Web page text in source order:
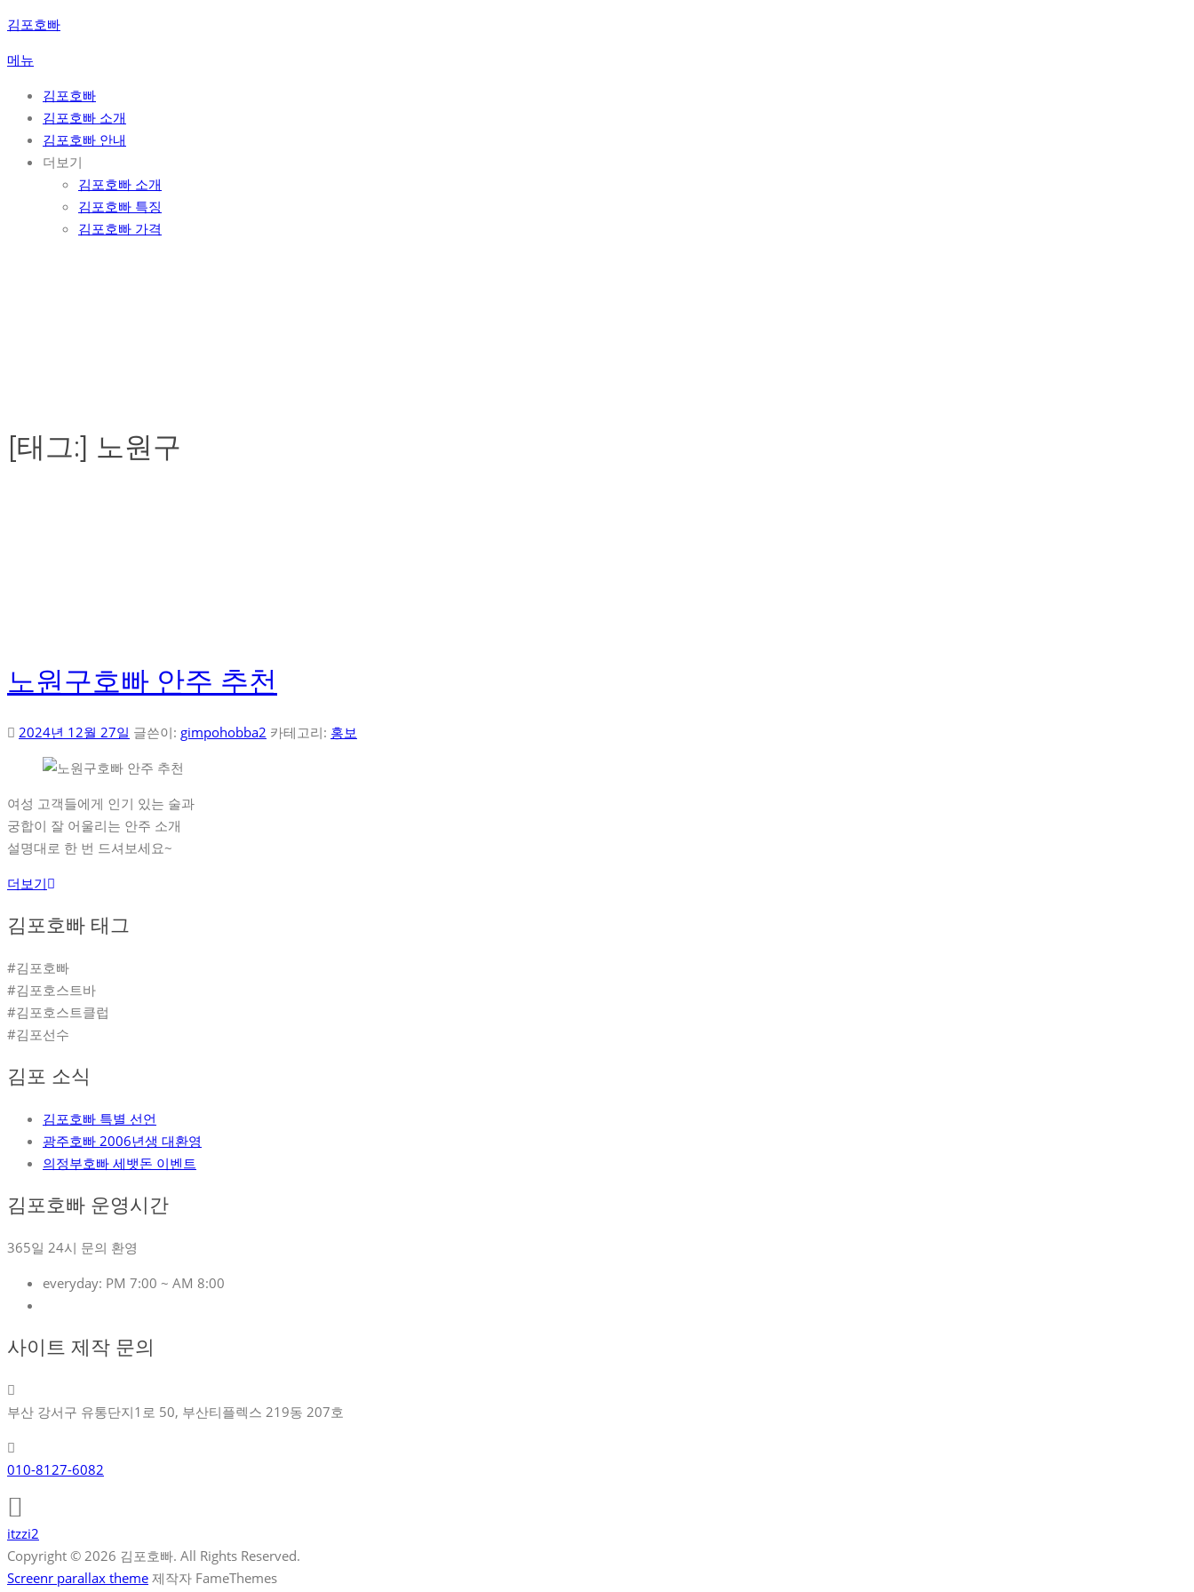
콘
츠
김포호빠
메뉴
김포호빠
김포호빠 소개
김포호빠 안내
더보기
김포호빠 소개
김포호빠 특징
김포호빠 가격
[태그:] 노원구
노원구호빠 안주 추천
2024년 12월 27일 글쓴이: gimpohobba2 카테고리: 홍보
여성 고객들에게 인기 있는 술과
궁합이 잘 어울리는 안주 소개
설명대로 한 번 드셔보세요~
더보기
김포호빠 태그
#김포호빠
#김포호스트바
#김포호스트클럽
#김포선수
김포 소식
김포호빠 특별 선언
광주호빠 2006년생 대환영
의정부호빠 세뱃돈 이벤트
김포호빠 운영시간
365일 24시 문의 환영
everyday: PM 7:00 ~ AM 8:00
사이트 제작 문의
부산 강서구 유통단지1로 50, 부산티플렉스 219동 207호
010-8127-6082
itzzi2
Copyright © 2026 김포호빠. All Rights Reserved.
Screenr parallax theme 제작자 FameThemes